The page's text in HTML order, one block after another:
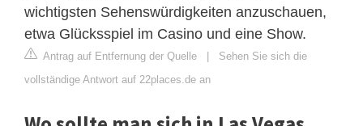
wichtigsten Sehenswürdigkeiten anzuschauen,
etwa Glücksspiel im Casino und eine Show.
Antrag auf Entfernung der Quelle | Sehen Sie sich die
vollständige Antwort auf 22places.de an